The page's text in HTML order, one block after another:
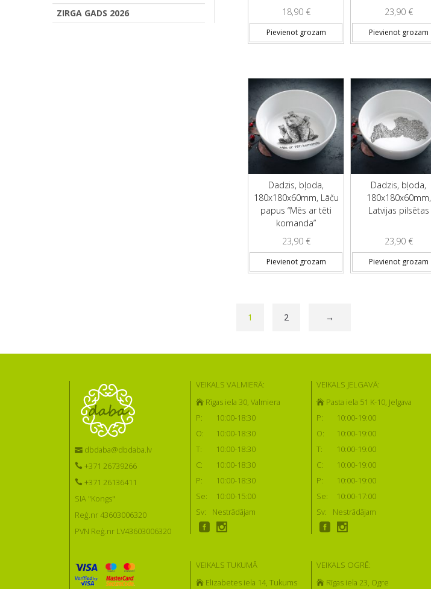
18,90 €
Pievienot grozam
23,90 €
Pievienot grozam
Dadzis, bļoda,
180x180x60mm, Lāču
papus “Mēs ar tēti
komanda”
23,90 €
Pievienot grozam
Dadzis, bļoda,
180x180x60mm,
Latvijas pilsētas
23,90 €
Pievienot grozam
1 2 →
ZIRGA GADS 2026
dbdaba@dbdaba.lv
+371 26739266
+371 26136411
SIA "Kongs"
Reģ.nr 43603006320
PVN Reģ.nr LV43603006320
VEIKALS VALMIERĀ:
Rīgas iela 30, Valmiera
P:
10:00-18:30
O:
10:00-18:30
T:
10:00-18:30
C:
10:00-18:30
P:
10:00-18:30
Se:
10:00-15:00
Sv:
Nestrādājam
VEIKALS JELGAVĀ:
Pasta iela 51 K-10, Jelgava
P:
10:00-19:00
O:
10:00-19:00
T:
10:00-19:00
C:
10:00-19:00
P:
10:00-19:00
Se:
10:00-17:00
Sv:
Nestrādājam
VEIKALS TUKUMĀ
Elizabetes iela 14, Tukums
VEIKALS OGRĒ:
Rīgas iela 23, Ogre